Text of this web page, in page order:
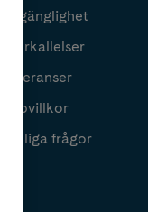
Tillgänglighet
Återkallelser
Leveranser
Köpvillkor
Vanliga frågor